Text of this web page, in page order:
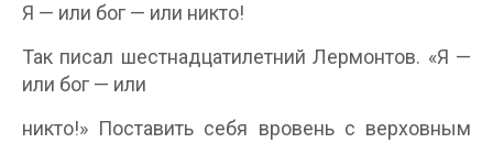
Я — или бог — или никто!
Так писал шестнадцатилетний Лермонтов. «Я —
или бог — или
никто!» Поставить себя вровень с верховным